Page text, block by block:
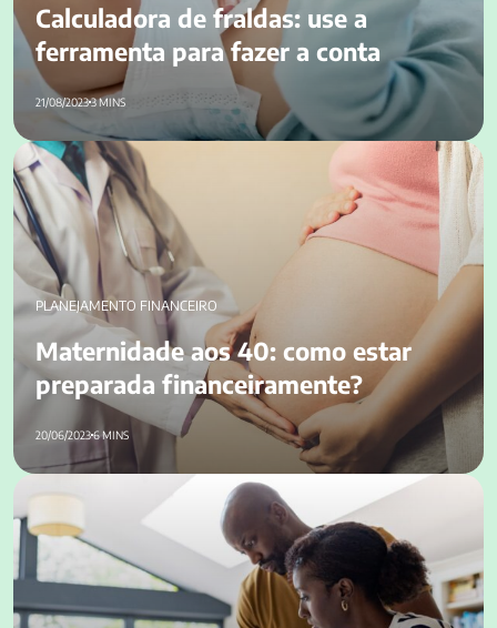
Calculadora de fraldas: use a
ferramenta para fazer a conta
21/08/20233 MINS
Maternidade aos 40: como estar preparada
financeiramente?
PLANEJAMENTO FINANCEIRO
Maternidade aos 40: como estar
preparada financeiramente?
20/06/20236 MINS
Como informar despesas médicas no IRPF? Entenda!